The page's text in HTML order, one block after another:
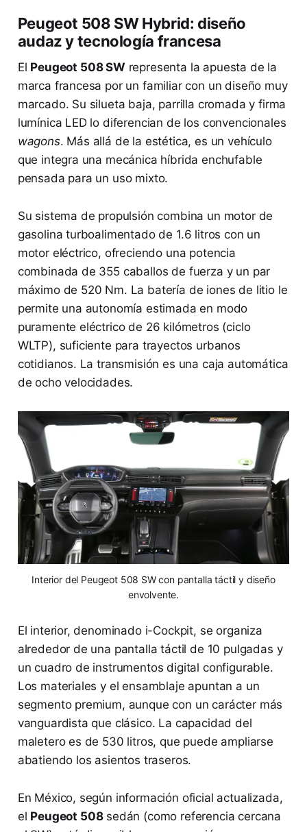
Peugeot 508 SW Hybrid: diseño
audaz y tecnología francesa
El Peugeot 508 SW representa la apuesta de la
marca francesa por un familiar con un diseño muy
marcado. Su silueta baja, parrilla cromada y firma
lumínica LED lo diferencian de los convencionales
wagons. Más allá de la estética, es un vehículo
que integra una mecánica híbrida enchufable
pensada para un uso mixto.
Su sistema de propulsión combina un motor de
gasolina turboalimentado de 1.6 litros con un
motor eléctrico, ofreciendo una potencia
combinada de 355 caballos de fuerza y un par
máximo de 520 Nm. La batería de iones de litio le
permite una autonomía estimada en modo
puramente eléctrico de 26 kilómetros (ciclo
WLTP), suficiente para trayectos urbanos
cotidianos. La transmisión es una caja automática
de ocho velocidades.
Interior del Peugeot 508 SW con pantalla táctil y diseño
envolvente.
El interior, denominado i-Cockpit, se organiza
alrededor de una pantalla táctil de 10 pulgadas y
un cuadro de instrumentos digital configurable.
Los materiales y el ensamblaje apuntan a un
segmento premium, aunque con un carácter más
vanguardista que clásico. La capacidad del
maletero es de 530 litros, que puede ampliarse
abatiendo los asientos traseros.
En México, según información oficial actualizada,
el Peugeot 508sedán (como referencia cercana